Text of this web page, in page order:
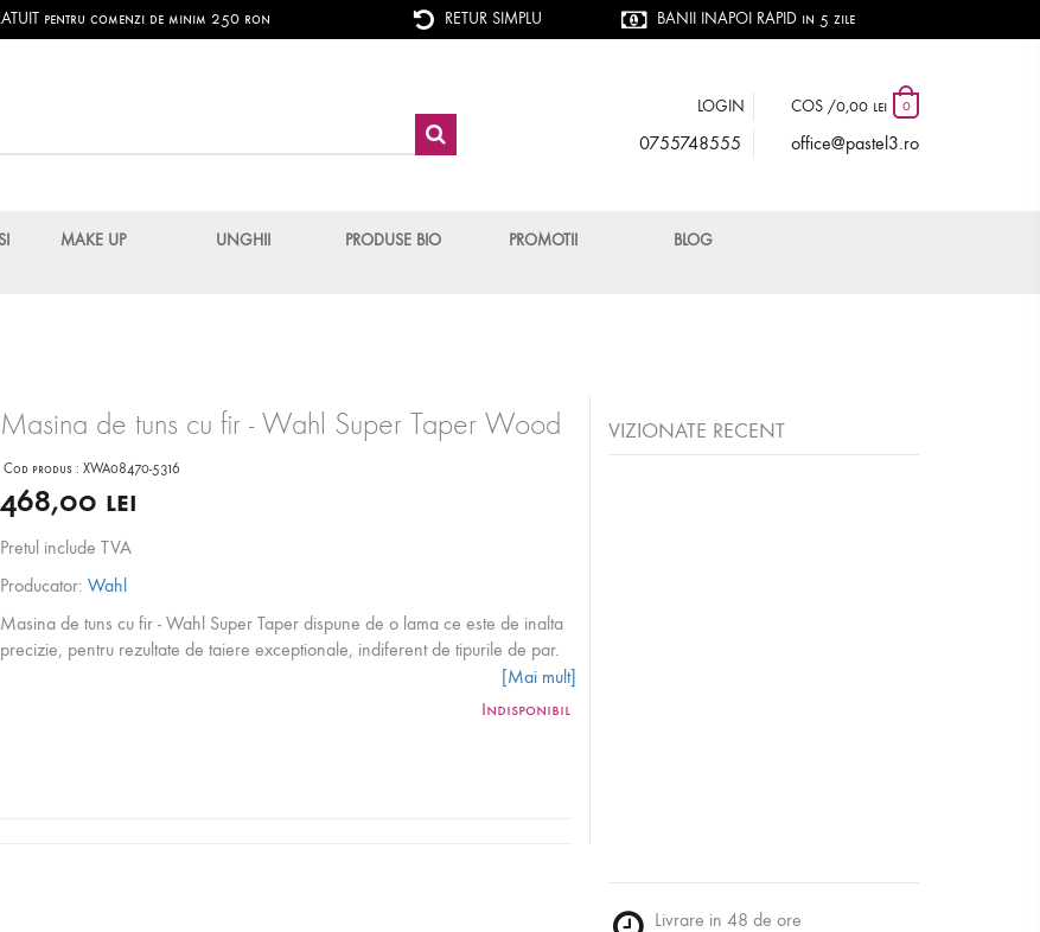
pentru comenzi de minim 250 ron RETUR SIMPLU BANII INAPOI RAPID in 5 zile
COS /0,00 lei 0
LOGIN
0755748555 office@pastel3.ro
MAKE UP UNGHII PRODUSE BIO PROMOTII BLOG
Masina de tuns cu fir - Wahl Super Taper Wood
Cod produs :XWA08470-5316
468,00 lei
Pretul include TVA
Producator:Wahl
Masina de tuns cu fir - Wahl Super Taper dispune de o lama ce este de inalta
precizie, pentru rezultate de taiere exceptionale, indiferent de tipurile de par.
Masina de tuns cu fir - Wahl Super Taper este extrem de puternica, durabila si
longeviva, avand un motor V5000 cu vibratii si cu protectie impotriva
[Mai mult]
Indisponibil
VIZIONATE RECENT
Livrare in 48 de ore